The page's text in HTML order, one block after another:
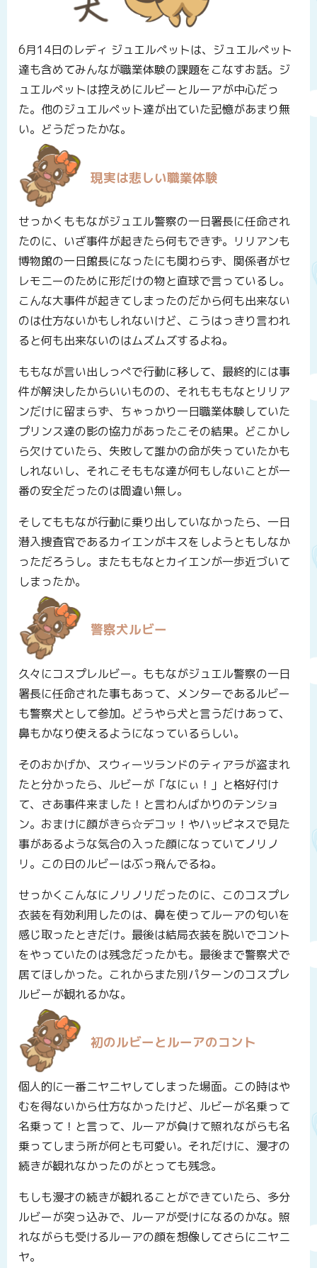
6月14日のレディ ジュエルペットは、ジュエルペット
達も含めてみんなが職業体験の課題をこなすお話。ジ
ュエルペットは控えめにルビーとルーアが中心だっ
た。他のジュエルペット達が出ていた記憶があまり無
い。どうだったかな。
現実は悲しい職業体験
せっかくももながジュエル警察の一日署長に任命され
たのに、いざ事件が起きたら何もできず。リリアンも
博物館の一日館長になったにも関わらず、関係者がセ
レモニーのために形だけの物と直球で言っているし。
こんな大事件が起きてしまったのだから何も出来ない
のは仕方ないかもしれないけど、こうはっきり言われ
ると何も出来ないのはムズムズするよね。
ももなが言い出しっぺで行動に移して、最終的には事
件が解決したからいいものの、それもももなとリリア
ンだけに留まらず、ちゃっかり一日職業体験していた
プリンス達の影の協力があったこその結果。どこかし
ら欠けていたら、失敗して誰かの命が失っていたかも
しれないし、それこそももな達が何もしないことが一
番の安全だったのは間違い無し。
そしてももなが行動に乗り出していなかったら、一日
潜入捜査官であるカイエンがキスをしようともしなか
っただろうし。またももなとカイエンが一歩近づいて
しまったか。
警察犬ルビー
久々にコスプレルビー。ももながジュエル警察の一日
署長に任命された事もあって、メンターであるルビー
も警察犬として参加。どうやら犬と言うだけあって、
鼻もかなり使えるようになっているらしい。
そのおかげか、スウィーツランドのティアラが盗まれ
たと分かったら、ルビーが「なにぃ！」と格好付け
て、さあ事件来ました！と言わんばかりのテンショ
ン。おまけに顔がきら☆デコッ！やハッピネスで見た
事があるような気合の入った顔になっていてノリノ
リ。この日のルビーはぶっ飛んでるね。
せっかくこんなにノリノリだったのに、このコスプレ
衣装を有効利用したのは、鼻を使ってルーアの匂いを
感じ取ったときだけ。最後は結局衣装を脱いでコント
をやっていたのは残念だったかも。最後まで警察犬で
居てほしかった。これからまた別パターンのコスプレ
ルビーが観れるかな。
初のルビーとルーアのコント
個人的に一番ニヤニヤしてしまった場面。この時はや
むを得ないから仕方なかったけど、ルビーが名乗って
名乗って！と言って、ルーアが負けて照れながらも名
乗ってしまう所が何とも可愛い。それだけに、漫才の
続きが観れなかったのがとっても残念。
もしも漫才の続きが観れることができていたら、多分
ルビーが突っ込みで、ルーアが受けになるのかな。照
れながらも受けるルーアの顔を想像してさらにニヤニ
ヤ。